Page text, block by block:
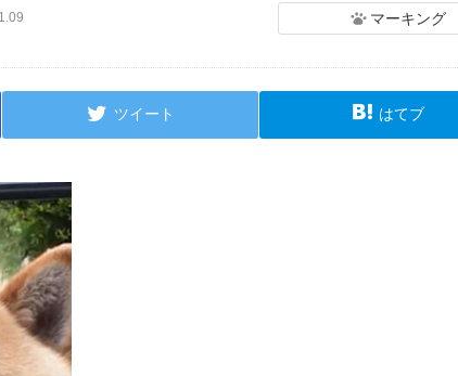
マーキング
ツイート はてブ